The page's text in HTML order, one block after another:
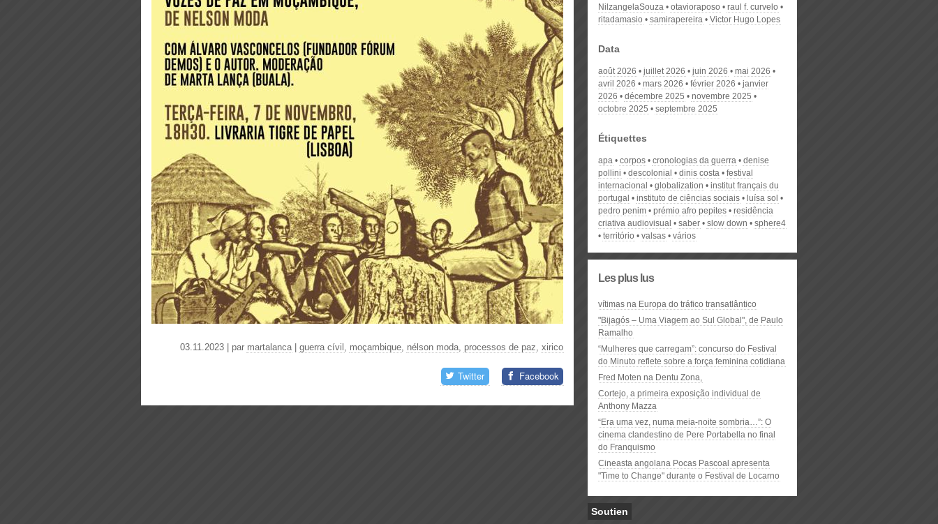
03.11.2023 | par martalanca| guerra cívil , moçambique, nélson moda, processos de paz, xirico
Twitter Facebook
NilzangelaSouza
otavioraposo
raul f. curvelo
ritadamasio
samirapereira Victor Hugo Lopes
Data
août 2026 juillet 2026 juin 2026
mai 2026
avril 2026
mars 2026 février 2026
janvier
2026
décembre 2025
novembre 2025
octobre 2025
septembre 2025
Étiquettes
apa corpos cronologias da guerra
denise
pollini
descolonial dinis costa
festival
internacional
globalization
institut français du
portugal
instituto de ciências sociais
luísa sol
pedro penim
prémio afro pepites
residência
criativa audiovisual
saber slow down
sphere4
território
valsas vários
Les plus lus
vítimas na Europa do tráfico transatlântico
"Bijagós – Uma Viagem ao Sul Global", de Paulo
Ramalho
“Mulheres que carregam”: concurso do Festival
do Minuto reflete sobre a força feminina cotidiana
Fred Moten na Dentu Zona,
Cortejo, a primeira exposição individual de
Anthony Mazza
“Era uma vez, numa meia-noite sombria…”: O
cinema clandestino de Pere Portabella no final
do Franquismo
Cineasta angolana Pocas Pascoal apresenta
"Time to Change" durante o Festival de Locarno
Soutien